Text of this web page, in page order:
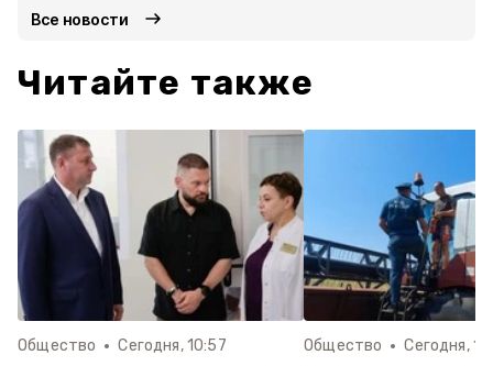
Все новости
Читайте также
Общество Сегодня, 10:57 Общество Сегодня,